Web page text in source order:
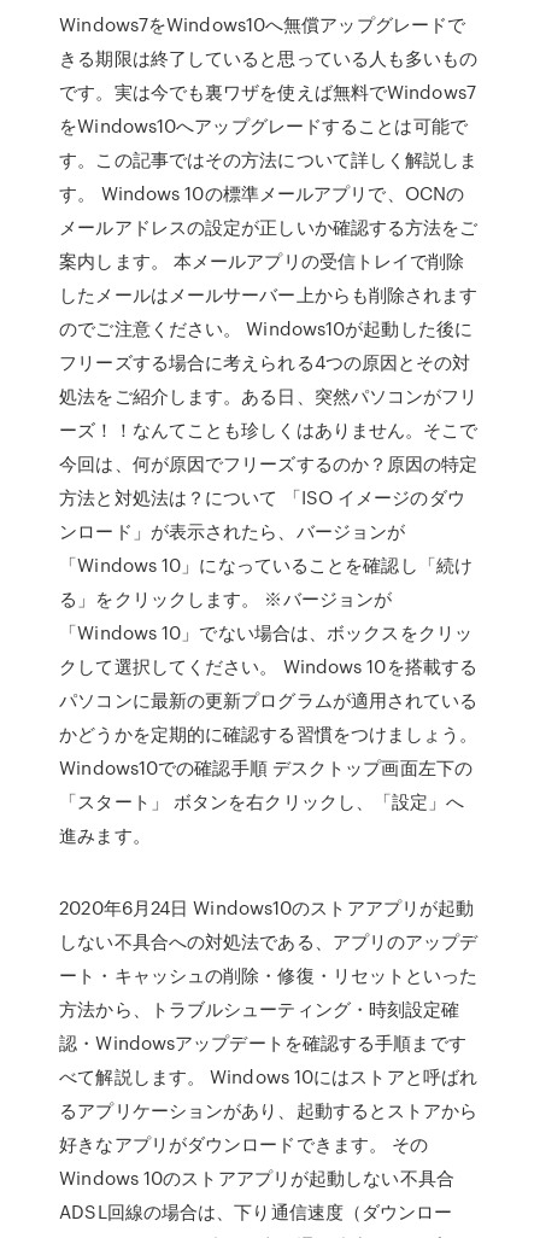
Windows7をWindows10へ無償アップグレードで
きる期限は終了していると思っている人も多いもの
です。実は今でも裏ワザを使えば無料でWindows7
をWindows10へアップグレードすることは可能で
す。この記事ではその方法について詳しく解説しま
す。 Windows 10の標準メールアプリで、OCNの
メールアドレスの設定が正しいか確認する方法をご
案内します。 本メールアプリの受信トレイで削除
したメールはメールサーバー上からも削除されます
のでご注意ください。 Windows10が起動した後に
フリーズする場合に考えられる4つの原因とその対
処法をご紹介します。ある日、突然パソコンがフリ
ーズ！！なんてことも珍しくはありません。そこで
今回は、何が原因でフリーズするのか？原因の特定
方法と対処法は？について 「ISO イメージのダウ
ンロード」が表示されたら、バージョンが
「Windows 10」になっていることを確認し「続け
る」をクリックします。 ※バージョンが
「Windows 10」でない場合は、ボックスをクリッ
クして選択してください。 Windows 10を搭載する
パソコンに最新の更新プログラムが適用されている
かどうかを定期的に確認する習慣をつけましょう。
Windows10での確認手順 デスクトップ画面左下の
「スタート」 ボタンを右クリックし、「設定」へ
進みます。
2020年6月24日 Windows10のストアアプリが起動
しない不具合への対処法である、アプリのアップデ
ート・キャッシュの削除・修復・リセットといった
方法から、トラブルシューティング・時刻設定確
認・Windowsアップデートを確認する手順まです
べて解説します。 Windows 10にはストアと呼ばれ
るアプリケーションがあり、起動するとストアから
好きなアプリがダウンロードできます。 その
Windows 10のストアアプリが起動しない不具合
ADSL回線の場合は、下り通信速度（ダウンロー